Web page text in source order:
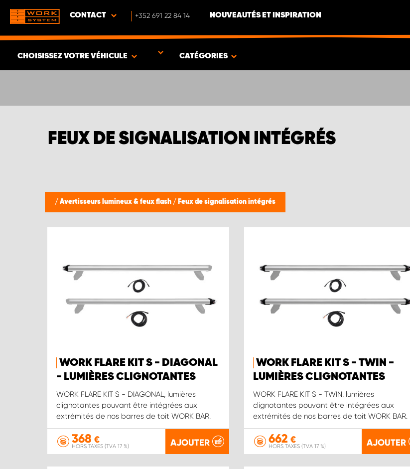
CONTACT +352 691 22 84 14 NOUVEAUTÉS ET INSPIRATION
CHOISISSEZ VOTRE VÉHICULE CATÉGORIES
FEUX DE SIGNALISATION INTÉGRÉS
/ Avertisseurs lumineux & feux flash / Feux de signalisation intégrés
WORK FLARE KIT S - DIAGONAL
- LUMIÈRES CLIGNOTANTES
WORK FLARE KIT S - DIAGONAL, lumières
clignotantes pouvant être intégrées aux
extrémités de nos barres de toit WORK BAR.
368 €
HORS TAXES (TVA 17 %) AJOUTER
WORK FLARE KIT S - TWIN -
LUMIÈRES CLIGNOTANTES
WORK FLARE KIT S - TWIN, lumières
clignotantes pouvant être intégrées aux
extrémités de nos barres de toit WORK BAR.
662 €
HORS TAXES (TVA 17 %) AJOUTER